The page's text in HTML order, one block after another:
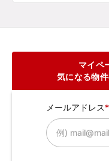
マイペ
気になる物
メールアドレス